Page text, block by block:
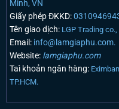
Minh, VN
Giấy phép ĐKKD:
Tên giao dịch: LGP Trading co.,
Email:info@lamgiaphu.com.
Website:lamgiaphu.com
Taì khoản ngân hàng:
TP.HCM.